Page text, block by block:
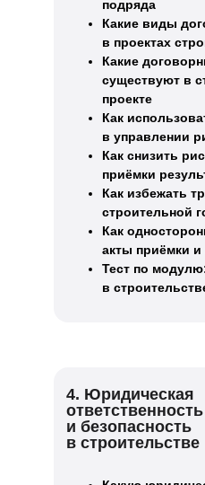
подряда
Какие виды
в проектах
Какие
существуют в
проекте
Как
в управлении
Как снизить
приёмки
Как избежать
строительной
Как
акты приёмки и
Тест по
в
4. Юридическая
ответственность
и безопасность
в строительстве